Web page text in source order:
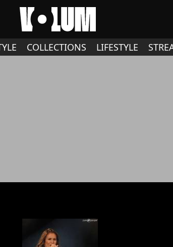
COLLECTIONS LIFESTYLE